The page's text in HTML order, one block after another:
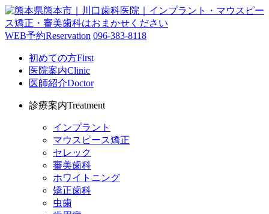
WEB予約Reservation 096-383-8118
初めての方First
医院案内Clinic
医師紹介Doctor
診療案内Treatment
インプラント
マウスピース矯正
セレック
審美歯科
ホワイトニング
矯正歯科
虫歯